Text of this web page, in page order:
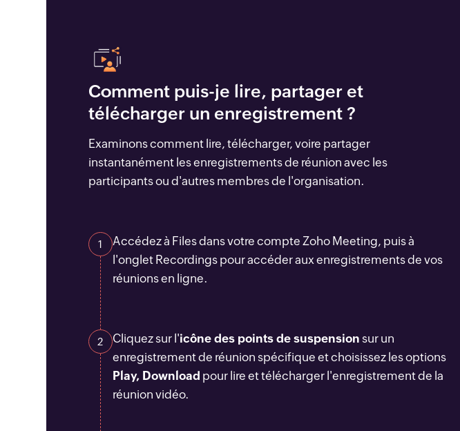
Comment puis-je lire, partager et
télécharger un enregistrement ?
Examinons comment lire, télécharger, voire partager
instantanément les enregistrements de réunion avec les
participants ou d'autres membres de l'organisation.
1
Accédez à Files dans votre compte Zoho Meeting, puis à
l'onglet Recordings pour accéder aux enregistrements de vos
réunions en ligne.
2 Cliquez sur l'icône des points de suspension sur un
enregistrement de réunion spécifique et choisissez les options
Play, Download pour lire et télécharger l'enregistrement de la
réunion vidéo.